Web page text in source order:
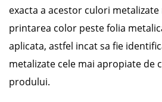
exacta a acestor culori
printarea color peste folia
aplicata, astfel incat sa fie
metalizate cele mai apropiate de
prodului.